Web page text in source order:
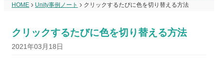
HOME Unity事例ノート クリックするたびに色を切り替える方法
クリックするたびに色を切り替える方法
2021年03月18日